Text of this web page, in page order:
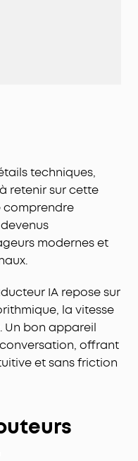
techniques,
retenir sur cette
comprendre
modernes et
IA repose sur
la vitesse
Un bon appareil
offrant
et sans friction